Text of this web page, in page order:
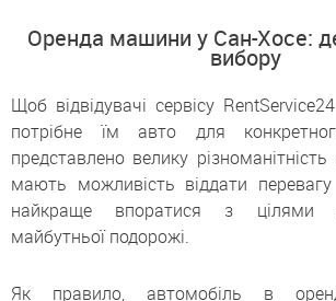
Оренда машини у Сан-Хосе:
вибору
Щоб відвідувачі сервісу
потрібне їм авто для
представлено велику
мають можливість віддати
найкраще впоратися з цілями
майбутньої подорожі.
Як правило, автомобіль в